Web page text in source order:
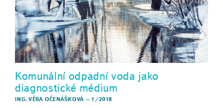
Komunální odpadní voda jako
diagnostické médium
ING. VĚRA OČENÁŠKOVÁ – 1/2018